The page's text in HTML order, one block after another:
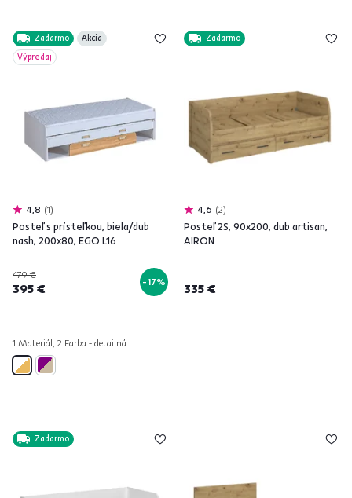
Zadarmo
Akcia
Výpredaj
4,8 1
Posteľ s prísteľkou, biela/dub
nash, 200x80, EGO L16
479 €
395 € -17%
1 Materiál, 2 Farba - detailná
Zadarmo
4,6 2
Posteľ 2S, 90x200, dub artisan,
AIRON
335 €
Zadarmo